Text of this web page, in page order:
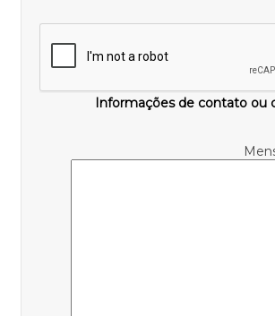
Informações de contato ou